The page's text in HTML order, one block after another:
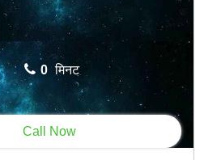
0 मिनट
Call Now